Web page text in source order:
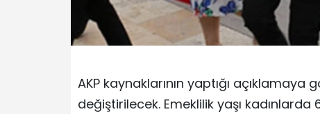
AKP kaynaklarının yaptığı
değiştirilecek. Emeklilik yaşı